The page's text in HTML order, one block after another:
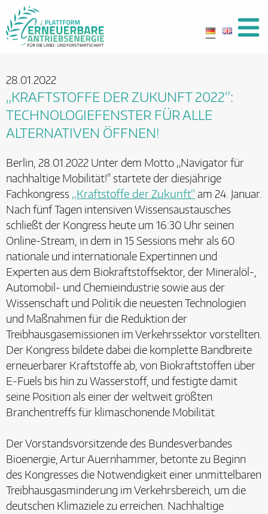
28.01.2022
„KRAFTSTOFFE DER ZUKUNFT 2022“:
TECHNOLOGIEFENSTER FÜR ALLE
ALTERNATIVEN ÖFFNEN!
Berlin, 28.01.2022 Unter dem Motto „Navigator für
nachhaltige Mobilität!" startete der diesjährige
Fachkongress „Kraftstoffe der Zukunft“am 24. Januar.
Nach fünf Tagen intensiven Wissensaustausches
schließt der Kongress heute um 16:30 Uhr seinen
Online-Stream, in dem in 15 Sessions mehr als 60
nationale und internationale Expertinnen und
Experten aus dem Biokraftstoffsektor, der Mineralöl-,
Automobil- und Chemieindustrie sowie aus der
Wissenschaft und Politik die neuesten Technologien
und Maßnahmen für die Reduktion der
Treibhausgasemissionen im Verkehrssektor vorstellten.
Der Kongress bildete dabei die komplette Bandbreite
erneuerbarer Kraftstoffe ab, von Biokraftstoffen über
E-Fuels bis hin zu Wasserstoff, und festigte damit
seine Position als einer der weltweit größten
Branchentreffs für klimaschonende Mobilität.
Der Vorstandsvorsitzende des Bundesverbandes
Bioenergie, Artur Auernhammer, betonte zu Beginn
des Kongresses die Notwendigkeit einer unmittelbaren
Treibhausgasminderung im Verkehrsbereich, um die
deutschen Klimaziele zu erreichen. Nachhaltige